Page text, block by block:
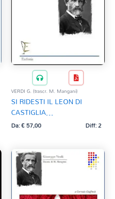
VERDI G. (trascr. M. Mangani)
SI RIDESTI IL LEON DI
CASTIGLIA…
Da:€57,00 Diff: 2